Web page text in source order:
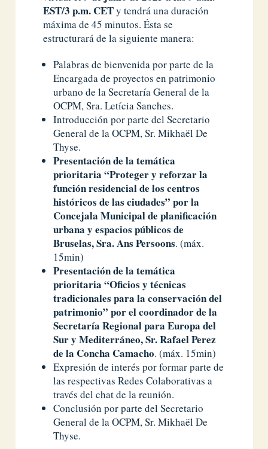
EST/3 p.m. CETy tendrá una duración
máxima de 45 minutos. Ésta se
estructurará de la siguiente manera:
Palabras de bienvenida por parte de la
Encargada de proyectos en patrimonio
urbano de la Secretaría General de la
OCPM, Sra. Letícia Sanches.
Introducción por parte del Secretario
General de la OCPM, Sr. Mikhaël De
Thyse.
Presentación de la temática
prioritaria “Proteger y reforzar la
función residencial de los centros
históricos de las ciudades” por la
Concejala Municipal de planificación
urbana y espacios públicos de
Bruselas, Sra. Ans Persoons. (máx.
15min)
Presentación de la temática
prioritaria “Oficios y técnicas
tradicionales para la conservación del
patrimonio” por elcoordinador de la
Secretaría Regional para Europa del
Sur y Mediterráneo, Sr. Rafael Perez
de la Concha Camacho. (máx. 15min)
Expresión de interés por formar parte de
las respectivas Redes Colaborativas a
través del chat de la reunión.
Conclusión por parte del Secretario
General de la OCPM, Sr. Mikhaël De
Thyse.